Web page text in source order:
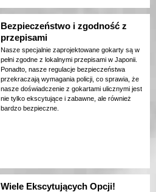
Bezpieczeństwo i zgodność z
przepisami
Nasze specjalnie zaprojektowane gokarty są w
pełni zgodne z lokalnymi przepisami w Japonii.
Ponadto, nasze regulacje bezpieczeństwa
przekraczają wymagania policji, co sprawia, że
nasze doświadczenie z gokartami ulicznymi jest
nie tylko ekscytujące i zabawne, ale również
bardzo bezpieczne.
Wiele Ekscytujących Opcji!